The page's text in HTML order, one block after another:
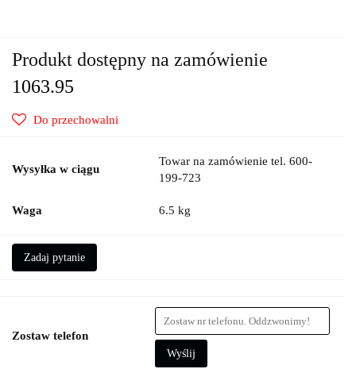
Produkt dostępny na zamówienie
1063.95
Do przechowalni
Wysyłka w ciągu
Towar na zamówienie tel. 600-
199-723
Waga 6.5 kg
Zadaj pytanie
Zostaw telefon
Wyślij